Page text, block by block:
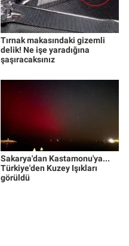
Tırnak makasındaki gizemli
delik! Ne işe yaradığına
şaşıracaksınız
Sakarya'dan Kastamonu'ya...
Türkiye'den Kuzey Işıkları
görüldü